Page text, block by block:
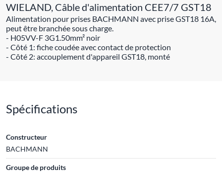
WIELAND, Câble d'alimentation CEE7/7 GST18
Alimentation pour prises BACHMANN avec prise GST18 16A,
peut être branchée sous charge.
- H05VV-F 3G1.50mm² noir
- Côté 1: fiche coudée avec contact de protection
- Côté 2: accouplement d'appareil GST18, monté
Spécifications
Constructeur
BACHMANN
Groupe de produits